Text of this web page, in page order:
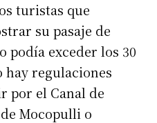
turistas que
su pasaje de
podía exceder los 30
hay regulaciones
por el Canal de
Mocopulli o